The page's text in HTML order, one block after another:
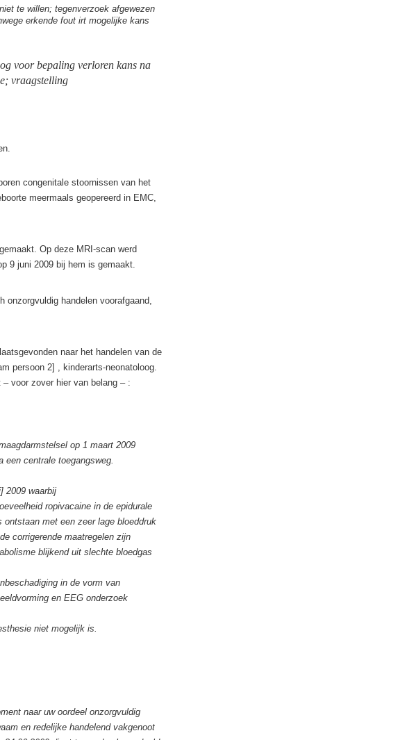
te willen; tegenverzoek afgewezen
erkende fout irt mogelijke kans
voor bepaling verloren kans na
vraagstelling
congenitale stoornissen van het
meermaals geopereerd in EMC,
Op deze MRI-scan werd
9 juni 2009 bij hem is gemaakt.
handelen voorafgaand,
naar het handelen van de
persoon 2] , kinderarts-neonatoloog.
voor zover hier van belang – :
op 1 maart 2009
centrale toegangsweg.
2009 waarbij
ropivacaine in de epidurale
met een zeer lage bloeddruk
corrigerende maatregelen zijn
blijkend uit slechte bloedgas
in de vorm van
en EEG onderzoek
niet mogelijk is.
naar uw oordeel onzorgvuldig
en redelijke handelend vakgenoot